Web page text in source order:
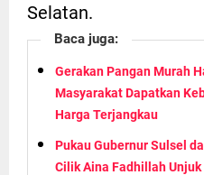
Selatan.
Baca juga:
Gerakan Pangan Murah
Masyarakat Dapatkan
Harga Terjangkau
Pukau Gubernur Sulsel
Cilik Aina Fadhillah